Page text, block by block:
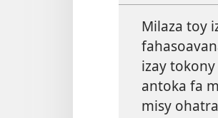
Milaza toy
izay
antoka fa
misy